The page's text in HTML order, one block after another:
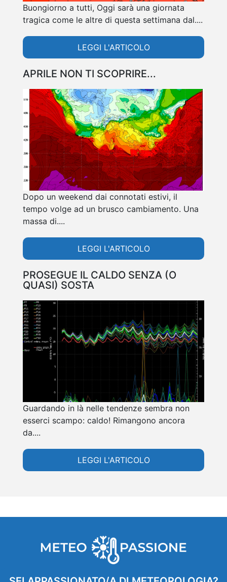
Buongiorno a tutti, Oggi sarà una giornata
tragica come le altre di questa settimana dal....
LEGGI L'ARTICOLO
APRILE NON TI SCOPRIRE...
Dopo un weekend dai connotati estivi, il
tempo volge ad un brusco cambiamento. Una
massa di....
LEGGI L'ARTICOLO
PROSEGUE IL CALDO SENZA (O
QUASI) SOSTA
Guardando in là nelle tendenze sembra non
esserci scampo: caldo! Rimangono ancora
da....
LEGGI L'ARTICOLO